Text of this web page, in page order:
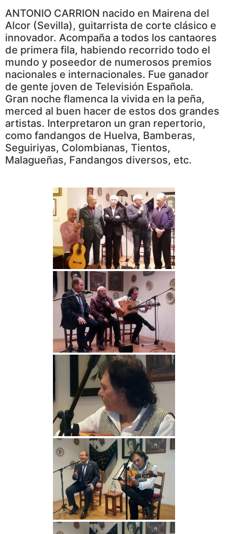
ANTONIO CARRION nacido en Mairena del
Alcor (Sevilla), guitarrista de corte clásico e
innovador. Acompaña a todos los cantaores
de primera fila, habiendo recorrido todo el
mundo y poseedor de numerosos premios
nacionales e internacionales. Fue ganador
de gente joven de Televisión Española.
Gran noche flamenca la vivida en la peña,
merced al buen hacer de estos dos grandes
artistas. Interpretaron un gran repertorio,
como fandangos de Huelva, Bamberas,
Seguiriyas, Colombianas, Tientos,
Malagueñas, Fandangos diversos, etc.